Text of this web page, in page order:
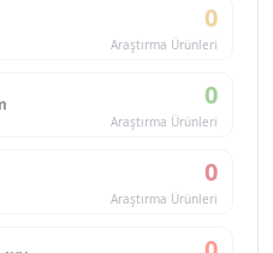
0
Araştırma Ürünleri
0
Araştırma Ürünleri
0
Araştırma Ürünleri